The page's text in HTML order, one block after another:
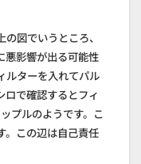
図でいうところ、
悪影響が出る可能性
ルターを入れてパル
ロで確認するとフィ
プルのようです。こ
。この辺は自己責任